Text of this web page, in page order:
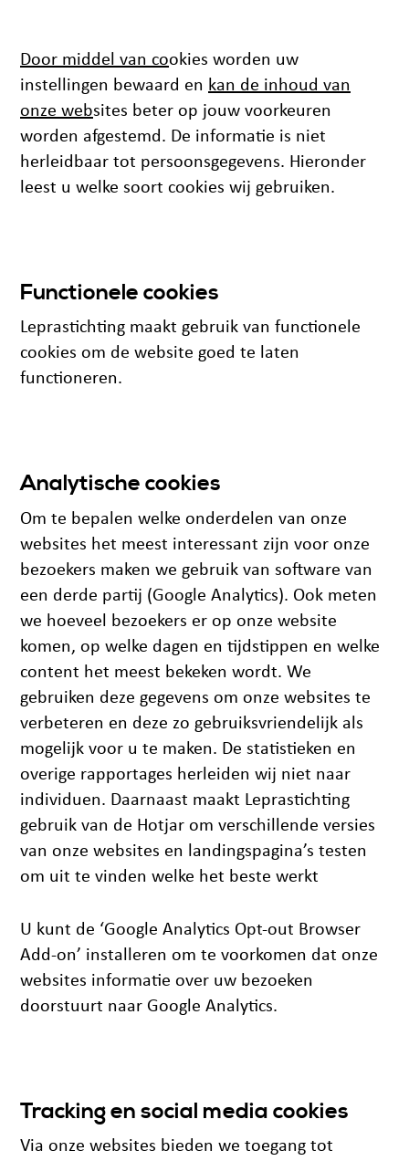
Door middel van cookies worden uw
instellingen bewaard en kan de inhoud van
onze websites beter op jouw voorkeuren
worden afgestemd. De informatie is niet
herleidbaar tot persoonsgegevens. Hieronder
leest u welke soort cookies wij gebruiken.
Functionele cookies
Leprastichting maakt gebruik van functionele
cookies om de website goed te laten
functioneren.
Analytische cookies
Om te bepalen welke onderdelen van onze
websites het meest interessant zijn voor onze
bezoekers maken we gebruik van software van
een derde partij (Google Analytics). Ook meten
we hoeveel bezoekers er op onze website
komen, op welke dagen en tijdstippen en welke
content het meest bekeken wordt. We
gebruiken deze gegevens om onze websites te
verbeteren en deze zo gebruiksvriendelijk als
mogelijk voor u te maken. De statistieken en
overige rapportages herleiden wij niet naar
individuen. Daarnaast maakt Leprastichting
gebruik van de Hotjar om verschillende versies
van onze websites en landingspagina’s testen
om uit te vinden welke het beste werkt
U kunt de ‘Google Analytics Opt-out Browser
Add-on’ installeren om te voorkomen dat onze
websites informatie over uw bezoeken
doorstuurt naar Google Analytics.
Tracking en social media cookies
Via onze websites bieden we toegang tot